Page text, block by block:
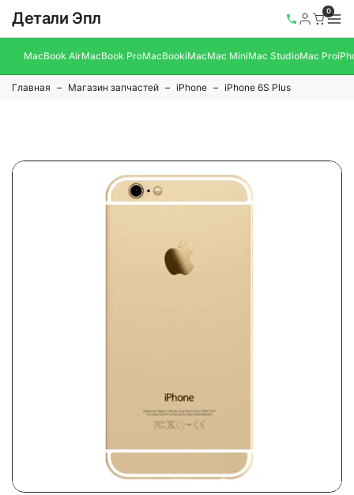
Детали Эпл 0
MacBook AirMacBook ProMacBookiMacMac MiniMac StudioMac Pro
Главная Магазин запчастей iPhone iPhone 6S Plus